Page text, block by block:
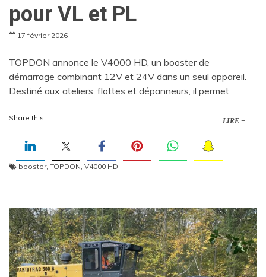
pour VL et PL
17 février 2026
TOPDON annonce le V4000 HD, un booster de
démarrage combinant 12V et 24V dans un seul appareil.
Destiné aux ateliers, flottes et dépanneurs, il permet
Share this... LIRE +
booster, TOPDON V4000 HD